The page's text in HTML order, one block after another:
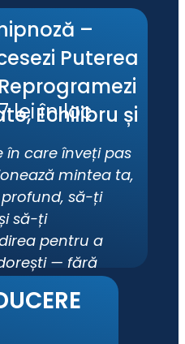
–
Puterea
Echilibru și
lei în loc
în care înveți pas
mintea ta,
să-ți
să-ți
pentru a
— fără
sau ani de